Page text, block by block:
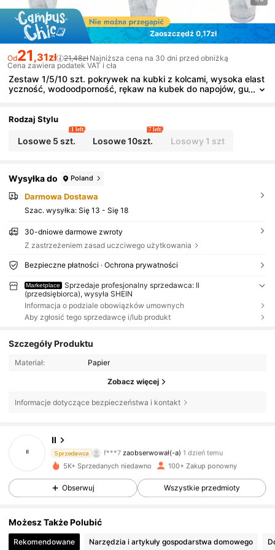
Zaoszczędź 0,17zł
Od21 ,31zł 21,48zł Najniższa cena na 30 dni przed obniżką
Cena zawiera podatek VAT i cła
Zestaw 1/5/10 szt. pokrywek na kubki z kolcami, wysoka elast
yczność, wodoodporność, rękaw na kubek do napojów, gu
Rodzaj Stylu
Losowe 5 szt.
1 left
Losowe 10szt.
7 left
Losowy 1 szt
Wysyłka do Poland
Darmowa Dostawa
Szac. wysyłka: Się 13 - Się 18
30-dniowe darmowe zwroty
Z zastrzeżeniem zasad uczciwego użytkowania
Bezpieczne płatności · Ochrona prywatności
Marketplace
Sprzedaje profesjonalny sprzedawca: Il
(przedsiębiorca), wysyła SHEIN
Informacja o podziale obowiązków umownych
Aby zgłosić tego sprzedawcę i/lub produkt
Szczegóły Produktu
Materiał: Papier
Zobacz więcej
Informacje dotyczące bezpieczeństwa i kontakt
Il
Sprzedawca
4,60
843 Obserwujący
843 Obserwujący
4,60 843 Obserwujący
5K+ Sprzedanych niedawno 100+ Zakup ponowny
Obserwuj Wszystkie przedmioty
Możesz Także Polubić
Rekomendowane Narzędzia i artykuły gospodarstwa domowego